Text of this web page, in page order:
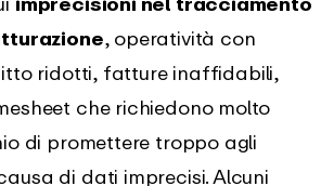
, operatività con
ridotti, fatture inaffidabili,
che richiedono molto
di promettere troppo agli
di dati imprecisi. Alcuni